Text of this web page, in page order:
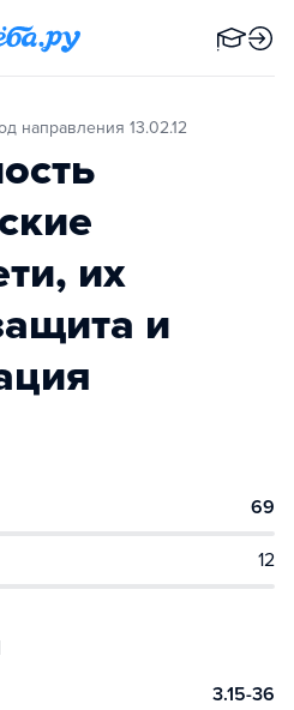
направления 13.02.12
их
и
69
12
3.15-36